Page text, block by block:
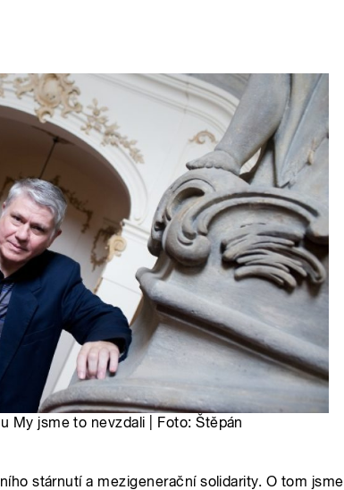
My jsme to nevzdali | Foto: Štěpán
stárnutí a mezigenerační solidarity. O tom jsme